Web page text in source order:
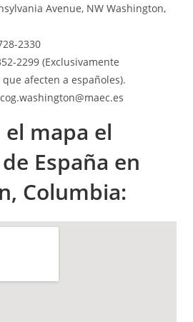
Avenue, NW Washington,
2330
2299 (Exclusivamente
afecten a españoles).
cog.washington@maec.es
el mapa el
España en
Columbia: